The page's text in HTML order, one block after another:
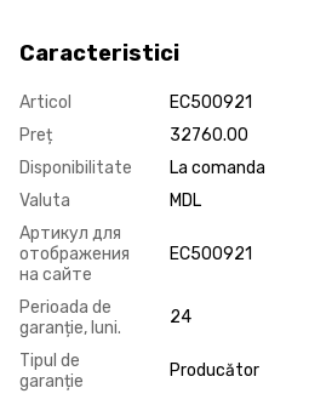
Caracteristici
Articol
EC500921
Preț
32760.00
Disponibilitate
La comanda
Valuta
MDL
Артикул для
отображения
на сайте
EC500921
Perioada de
garanție, luni.
24
Tipul de
garanție
Producător